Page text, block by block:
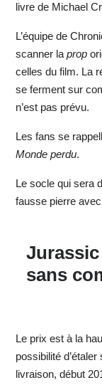
livre de Michael
L’équipe de
scanner laprop
celles du film. La
se ferment sur
n’est pas prévu.
Les fans se
Monde perdu.
Le socle qui sera
fausse pierre
Jurassic
sans
Le prix est à la
possibilité
livraison, début